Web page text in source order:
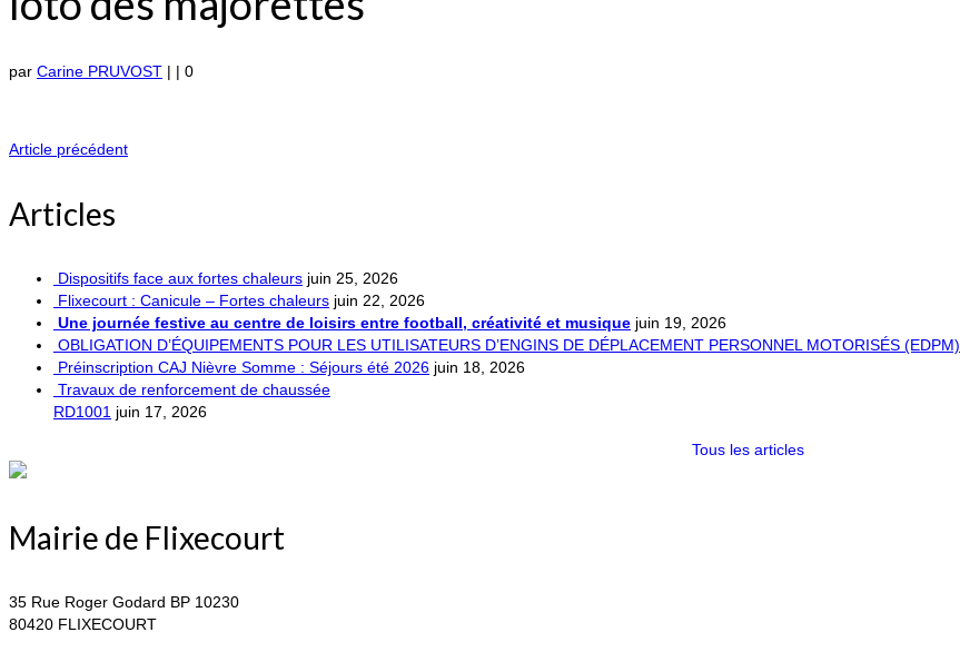
par Carine PRUVOST | | 0
Article précédent
Articles
Dispositifs face aux fortes chaleurs juin 25, 2026
Flixecourt : Canicule – Fortes chaleurs juin 22, 2026
Une journée festive au centre de loisirs entre football, créativité et musique juin 19, 2026
OBLIGATION D’ÉQUIPEMENTS POUR LES UTILISATEURS D’ENGINS DE DÉPLACEMENT PERSONNEL MOTORISÉS (EDPM)
Préinscription CAJ Nièvre Somme : Séjours été 2026 juin 18, 2026
Travaux de renforcement de chaussée
RD1001 juin 17, 2026
Tous les articles
Mairie de Flixecourt
35 Rue Roger Godard BP 10230
80420 FLIXECOURT